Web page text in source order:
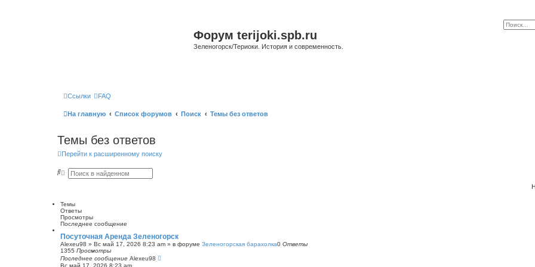
Форум terijoki.spb.ru
Зеленогорск/Териоки. История и современность.
Ссылки FAQ
На главную Список форумов Поиск Темы без ответов
Темы без ответов
Перейти к расширенному поиску
П Р
р
е
н
н
ы
й
п
о
и
Темы
Ответы
Просмотры
Последнее сообщение
Посуточная Аренда Зеленогорск
Alexeu98 » Вс май 17, 2026 8:23 am » в форуме Зеленогорская барахолка0 Ответы
1355 Просмотры
Последнее сообщение Alexeu98
Вс май 17, 2026 8:23 am